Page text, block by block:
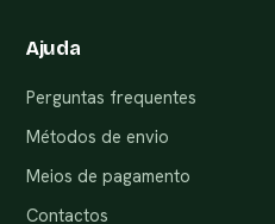
Ajuda
Perguntas frequentes
Métodos de envio
Meios de pagamento
Contactos